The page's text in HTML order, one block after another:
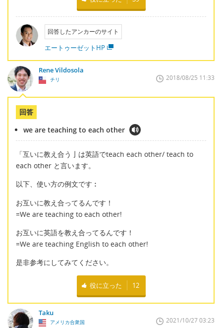
回答したアンカーのサイト
エートゥーゼットHP
Rene Vildosola
チリ 2018/08/25 11:33
回答
we are teaching to each other
「互いに教え合う亅は英語でteach each other/ teach to
each other と言います。
以下、使い方の例文です︰
お互いに教え合ってるんです！
=We are teaching to each other!
お互いに英語を教え合ってるんです！
=We are teaching English to each other!
是非参考にしてみてください。
役に立った 12
Taku
アメリカ合衆国 2021/10/27 03:23